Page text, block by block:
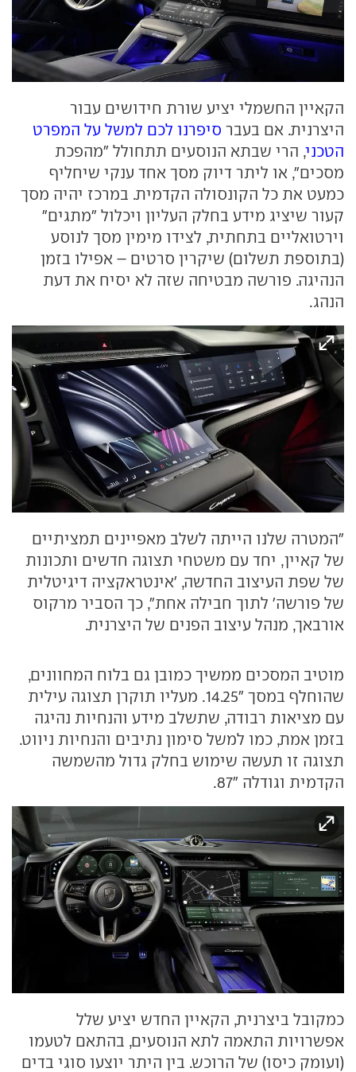
הקאיין החשמלי יציע שורת חידושים עבור
היצרנית. אם בעבר סיפרנו לכם למשל על המפרט
הטכני, הרי שבתא הנוסעים תתחולל "מהפכת
מסכים", או ליתר דיוק מסך אחד ענקי שיחליף
כמעט את כל הקונסולה הקדמית. במרכז יהיה מסך
קעור שיציג מידע בחלק העליון ויכלול "מתגים"
וירטואליים בתחתית, לצידו מימין מסך לנוסע
(בתוספת תשלום) שיקרין סרטים – אפילו בזמן
הנהיגה. פורשה מבטיחה שזה לא יסיח את דעת
הנהג.
"המטרה שלנו הייתה לשלב מאפיינים תמציתיים
של קאיין, יחד עם משטחי תצוגה חדשים ותכונות
של שפת העיצוב החדשה, 'אינטראקציה דיגיטלית
של פורשה' לתוך חבילה אחת", כך הסביר מרקוס
אורבאך, מנהל עיצוב הפנים של היצרנית.
מוטיב המסכים ממשיך כמובן גם בלוח המחוונים,
שהוחלף במסך "14.25. מעליו תוקרן תצוגה עילית
עם מציאות רבודה, שתשלב מידע והנחיות נהיגה
בזמן אמת, כמו למשל סימון נתיבים והנחיות ניווט.
תצוגה זו תעשה שימוש בחלק גדול מהשמשה
הקדמית וגודלה "87.
כמקובל ביצרנית, הקאיין החדש יציע שלל
אפשרויות התאמה לתא הנוסעים, בהתאם לטעמו
(ועומק כיסו) של הרוכש. בין היתר יוצעו סוגי בדים